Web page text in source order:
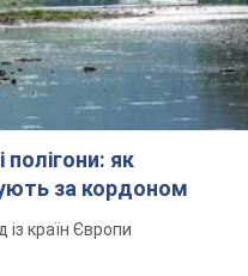
полігони: як
за кордоном
із країн Європи